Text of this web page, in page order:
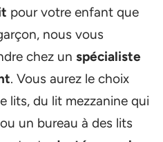
pour votre enfant que
nous vous
chez un spécialiste
. Vous aurez le choix
lits, du lit mezzanine qui
un bureau à des lits